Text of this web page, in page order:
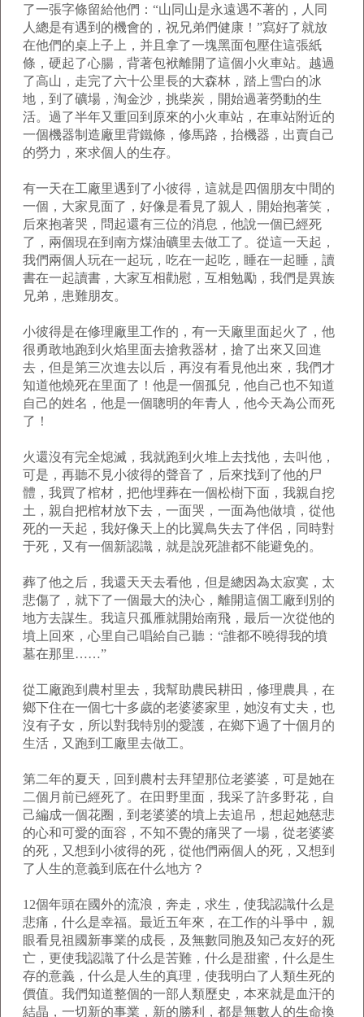
了一張字條留給他們：“山同山是永遠遇不著的，人同
人總是有遇到的機會的，祝兄弟們健康！”寫好了就放
在他們的桌上子上，并且拿了一塊黑面包壓住這張紙
條，硬起了心腸，背著包袱離開了這個小火車站。越過
了高山，走完了六十公里長的大森林，踏上雪白的冰
地，到了礦場，淘金沙，挑柴炭，開始過著勞動的生
活。過了半年又重回到原來的小火車站，在車站附近的
一個機器制造廠里背鐵條，修馬路，抬機器，出賣自己
的勞力，來求個人的生存。
有一天在工廠里遇到了小彼得，這就是四個朋友中間的
一個，大家見面了，好像是看見了親人，開始抱著笑，
后來抱著哭，問起還有三位的消息，他說一個已經死
了，兩個現在到南方煤油礦里去做工了。從這一天起，
我們兩個人玩在一起玩，吃在一起吃，睡在一起睡，讀
書在一起讀書，大家互相勸慰，互相勉勵，我們是異族
兄弟，患難朋友。
小彼得是在修理廠里工作的，有一天廠里面起火了，他
很勇敢地跑到火焰里面去搶救器材，搶了出來又回進
去，但是第三次進去以后，再沒有看見他出來，我們才
知道他燒死在里面了！他是一個孤兒，他自己也不知道
自己的姓名，他是一個聰明的年青人，他今天為公而死
了！
火還沒有完全熄滅，我就跑到火堆上去找他，去叫他，
可是，再聽不見小彼得的聲音了，后來找到了他的尸
體，我買了棺材，把他埋葬在一個松樹下面，我親自挖
土，親自把棺材放下去，一面哭，一面為他做墳，從他
死的一天起，我好像天上的比翼鳥失去了伴侶，同時對
于死，又有一個新認識，就是說死誰都不能避免的。
葬了他之后，我還天天去看他，但是總因為太寂寞，太
悲傷了，就下了一個最大的決心，離開這個工廠到別的
地方去謀生。我這只孤雁就開始南飛，最后一次從他的
墳上回來，心里自己唱給自己聽：“誰都不曉得我的墳
墓在那里……”
從工廠跑到農村里去，我幫助農民耕田，修理農具，在
鄉下住在一個七十多歲的老婆婆家里，她沒有丈夫，也
沒有子女，所以對我特別的愛護，在鄉下過了十個月的
生活，又跑到工廠里去做工。
第二年的夏天，回到農村去拜望那位老婆婆，可是她在
二個月前已經死了。在田野里面，我采了許多野花，自
己編成一個花圈，到老婆婆的墳上去追吊，想起她慈悲
的心和可愛的面容，不知不覺的痛哭了一場，從老婆婆
的死，又想到小彼得的死，從他們兩個人的死，又想到
了人生的意義到底在什么地方？
12個年頭在國外的流浪，奔走，求生，使我認識什么是
悲痛，什么是幸福。最近五年來，在工作的斗爭中，親
眼看見祖國新事業的成長，及無數同胞及知己友好的死
亡，更使我認識了什么是苦難，什么是甜蜜，什么是生
存的意義，什么是人生的真理，使我明白了人類生死的
價值。我們知道整個的一部人類歷史，本來就是血汗的
結晶，一切新的事業，新的勝利，都是無數人的生命換